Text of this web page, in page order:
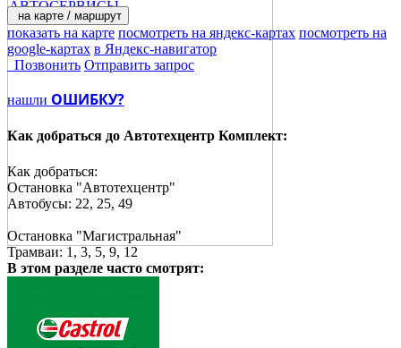
на карте / маршрут
показать на карте посмотреть на яндекс-картах посмотреть на
google-картах в Яндекс-навигатор
Позвонить Отправить запрос
нашли ОШИБКУ?
Как добраться до Автотехцентр Комплект:
Как добраться:
Остановка "Автотехцентр"
Автобусы: 22, 25, 49
Остановка "Магистральная"
Трамваи: 1, 3, 5, 9, 12
В этом разделе часто смотрят: